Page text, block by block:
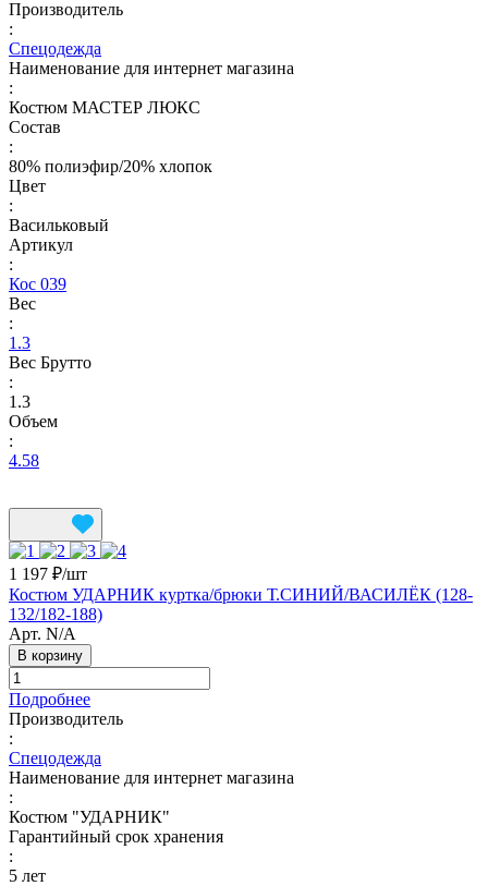
Производитель
:
Спецодежда
Наименование для интернет магазина
:
Костюм МАСТЕР ЛЮКС
Состав
:
80% полиэфир/20% хлопок
Цвет
:
Васильковый
Артикул
:
Кос 039
Вес
:
1.3
Вес Брутто
:
1.3
Объем
:
4.58
1 197 ₽/шт
Костюм УДАРНИК куртка/брюки Т.СИНИЙ/ВАСИЛЁК (128-
132/182-188)
Арт. N/A
В корзину
Подробнее
Производитель
:
Спецодежда
Наименование для интернет магазина
:
Костюм "УДАРНИК"
Гарантийный срок хранения
:
5 лет